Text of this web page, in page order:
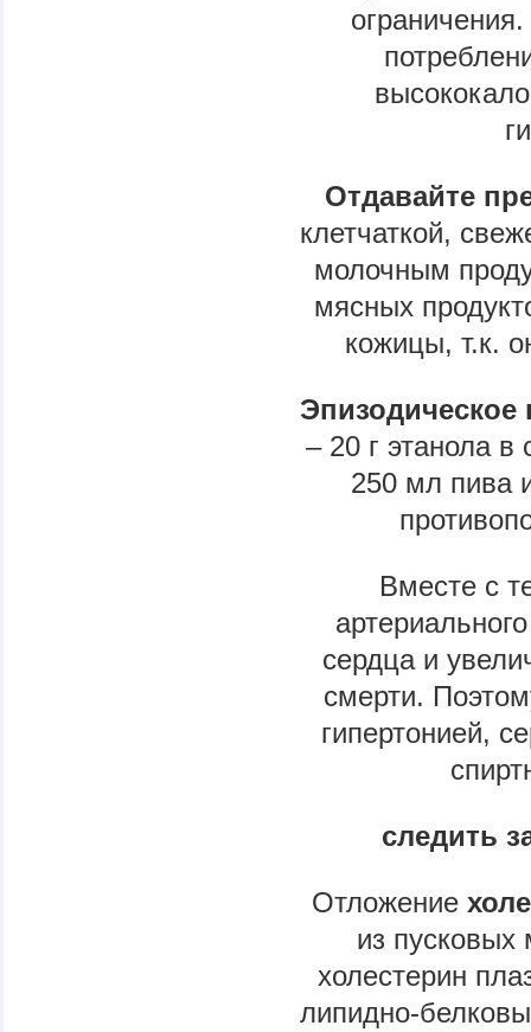
Отдавайте
клетчаткой,
молочным
мясных
кожицы, т.к.
Эпизодическое
– 20 г этанола в
250 мл пива
Вместе с
сердца и
смерти.
гипертонией,
следить
Отложение
из пусковых
холестерин
липидно-